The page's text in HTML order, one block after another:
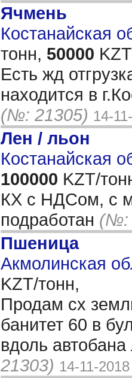
Ячмень
Костанайская
тонн, 50000
Есть жд
находится в
(№: 21305) 14-
Лен / льон
Костанайская
100000 KZT/
КХ с НДСом, с
подработан (№:
Пшеница
Акмолинская
KZT/тонн,
Продам сх
банитет 60 в
вдоль
21303) 14-11-2018